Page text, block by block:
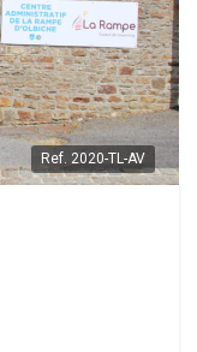
Ref. 2020-TL-AV